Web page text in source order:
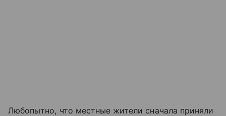
Любопытно, что местные жители сначала приняли